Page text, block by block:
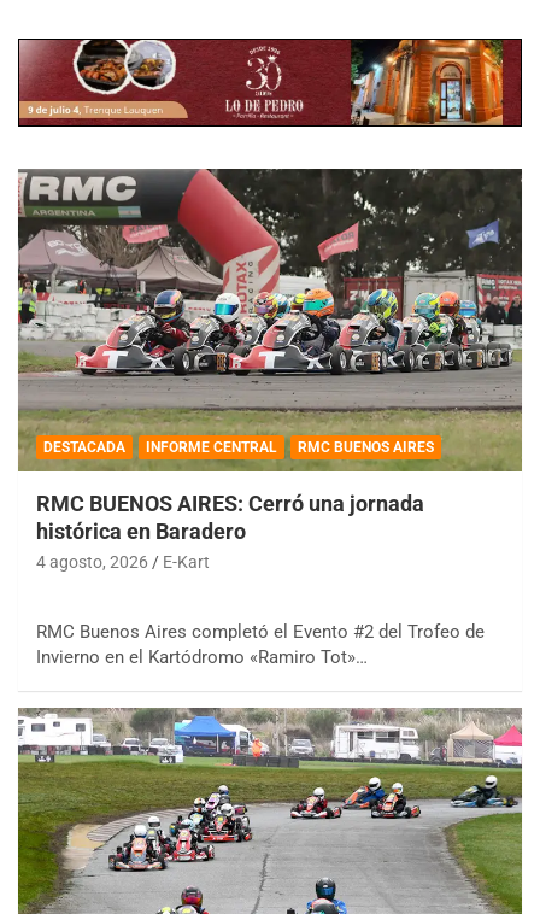
DESTACADA INFORME CENTRAL RMC BUENOS AIRES
RMC BUENOS AIRES: Cerró una jornada
histórica en Baradero
4 agosto, 2026 E-Kart
RMC Buenos Aires completó el Evento #2 del Trofeo de
Invierno en el Kartódromo «Ramiro Tot»…